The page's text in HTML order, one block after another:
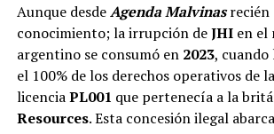
Aunque desdeAgenda Malvinasrecién
conocimiento; la irrupción deJHI en
argentino se consumó en 2023,
el 100% de los derechos operativos de la
licenciaPL001 que pertenecía a la
Resources. Esta concesión ilegal abarca